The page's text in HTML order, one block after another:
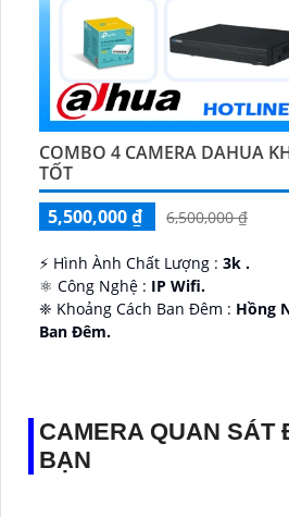
COMBO 4 CAMERA DAHUA
TỐT
5,500,000 ₫
6,500,000 ₫
️⚡ Hình Ành Chất Lượng : 3k .
⚛️ Công Nghệ : IP Wifi.
❈ Khoảng Cách Ban Đêm : Hồng
Ban Ðêm.
CAMERA QUAN SÁT
BẠN